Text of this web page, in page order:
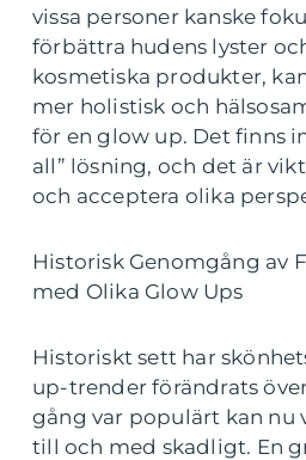
vissa personer kanske
förbättra hudens lyster
kosmetiska produkter,
mer holistisk och
för en glow up. Det finns
all” lösning, och det är
och acceptera olika
Historisk Genomgång av
med Olika Glow Ups
Historiskt sett har
up-trender förändrats
gång var populärt kan nu
till och med skadligt. En